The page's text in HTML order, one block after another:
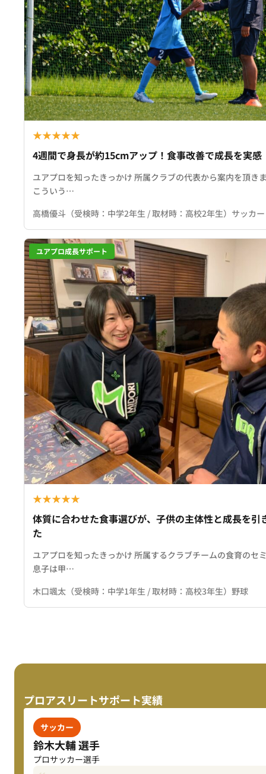
★★★★★
4週間で身長が約15cmアップ！食事改善で成長を実感
ユアプロを知ったきっかけ 所属クラブの代表から案内を頂き
こういう…
高橋優斗（受検時：中学2年生 / 取材時：高校2年生）サッカー
ユアプロ成長サポート
★★★★★
体質に合わせた食事選びが、子供の主体性と成長を引
た
ユアプロを知ったきっかけ 所属するクラブチームの食育のセ
息子は甲…
木口颯太（受検時：中学1年生 / 取材時：高校3年生）野球
プロアスリートサポート実績
サッカー
鈴木大輔 選手
プロサッカー選手